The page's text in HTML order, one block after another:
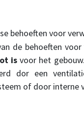
behoeften voor
de behoeften
is voor het
dor een
of door